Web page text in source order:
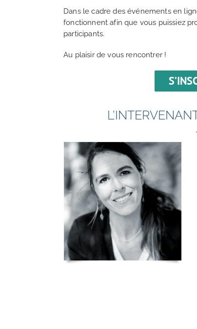
Dans le cadre des événements en
fonctionnent afin que vous puissiez
participants.
Au plaisir de vous rencontrer !